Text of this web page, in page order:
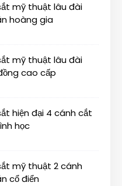
mỹ thuật lâu đài
hoàng gia
mỹ thuật lâu đài
cao cấp
hiện đại 4 cánh cắt
học
mỹ thuật 2 cánh
cổ điển